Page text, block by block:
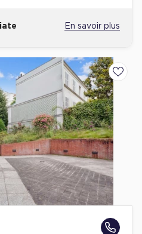
En savoir plus